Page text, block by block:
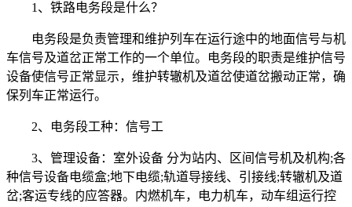
1、铁路电务段是什么？
电务段是负责管理和维护列车在运行途中的地面信号与机
车信号及道岔正常工作的一个单位。电务段的职责是维护信号
设备使信号正常显示，维护转辙机及道岔使道岔搬动正常，确
保列车正常运行。
2、电务段工种：信号工
3、管理设备：室外设备 分为站内、区间信号机及机构;各
种信号设备电缆盒;地下电缆;轨道导接线、引接线;转辙机及道
岔;客运专线的应答器。内燃机车，电力机车，动车组运行控